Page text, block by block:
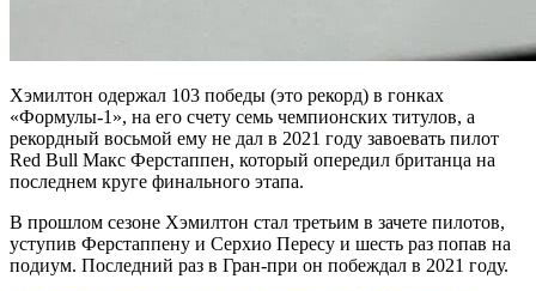
Хэмилтон одержал 103 победы (это рекорд) в гонках
«Формулы-1», на его счету семь чемпионских титулов, а
рекордный восьмой ему не дал в 2021 году завоевать пилот
Red Bull Макс Ферстаппен, который опередил британца на
последнем круге финального этапа.
В прошлом сезоне Хэмилтон стал третьим в зачете пилотов,
уступив Ферстаппену и Серхио Пересу и шесть раз попав на
подиум. Последний раз в Гран-при он побеждал в 2021 году.